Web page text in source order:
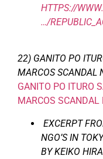
HTTPS://
…/
22) GANITO PO
MARCOS SCANDAL
GANITO PO ITURO
MARCOS
EXCERPT
NGO’S IN
BY KEIKO